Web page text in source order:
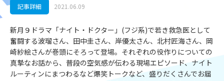
記事詳細 2021.06.09
新月９ドラマ「ナイト・ドクター」(フジ系)で若き救急医として
奮闘する波瑠さん、田中圭さん、岸優太さん、北村匠海さん、岡
崎紗絵さんが巻頭にそろって登場。それぞれの役作りについての
真摯なお話から、普段の空気感が伝わる現場エピソード、ナイト
ルーティンにまつわるなど爆笑トークなど、盛りだくさんでお届